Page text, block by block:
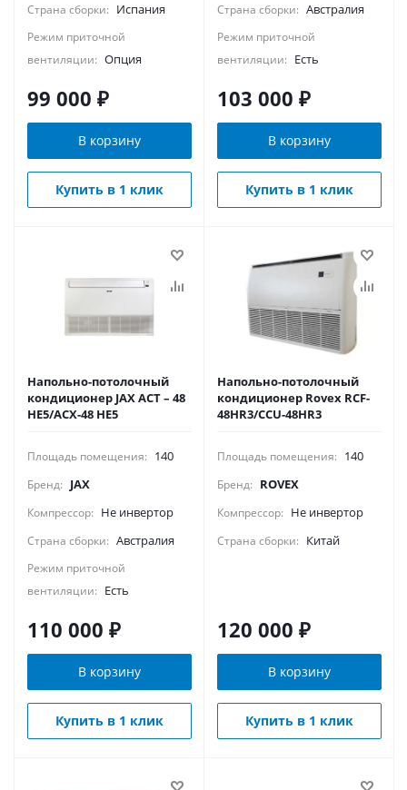
Страна сборки: Испания
Режим приточной
вентиляции: Опция
99 000 ₽
В корзину
Купить в 1 клик
Страна сборки: Австралия
Режим приточной
вентиляции: Есть
103 000 ₽
В корзину
Купить в 1 клик
Напольно-потолочный
кондиционер JAX ACT – 48
HE5/ACX-48 НE5
Площадь помещения: 140
Бренд: JAX
Компрессор: Не инвертор
Страна сборки: Австралия
Режим приточной
вентиляции: Есть
110 000 ₽
В корзину
Купить в 1 клик
Напольно-потолочный
кондиционер Rovex RCF-
48HR3/CCU-48HR3
Площадь помещения: 140
Бренд: ROVEX
Компрессор: Не инвертор
Страна сборки: Китай
120 000 ₽
В корзину
Купить в 1 клик